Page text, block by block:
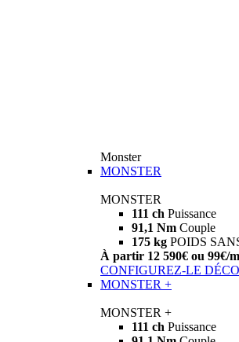
Monster
MONSTER
MONSTER
111 ch Puissance
91,1 Nm Couple
175 kg POIDS
À partir 12 590€ ou 99€/
CONFIGUREZ-LE
MONSTER +
MONSTER +
111 ch Puissance